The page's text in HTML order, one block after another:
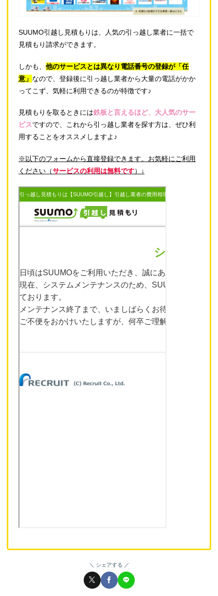
SUUMO引越し見積もりは、人気の引っ越し業者に一括で
見積もり請求ができます。
しかも、 他のサービスとは異なり電話番号の登録が「任
意」 なので、登録後に引っ越し業者から大量の電話がかか
ってこず、気軽に利用できるのが特徴です♪
見積もりを取るときには鉄板と言えるほど、大人気のサー
ビスですので、これから引っ越し業者を探す方は、ぜひ利
用することをオススメしますよ♪
※以下のフォームから直接登録できます。お気軽にご利用
ください（サービスの利用は無料です）↓
シェアする